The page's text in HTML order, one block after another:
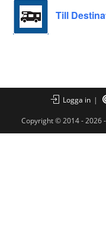
Till
Logga in
Copyright © 2014 - 2026